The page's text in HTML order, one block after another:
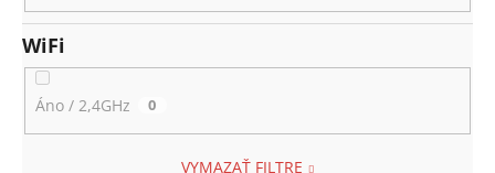
WiFi
Áno / 2,4GHz 0
VYMAZAŤ FILTRE